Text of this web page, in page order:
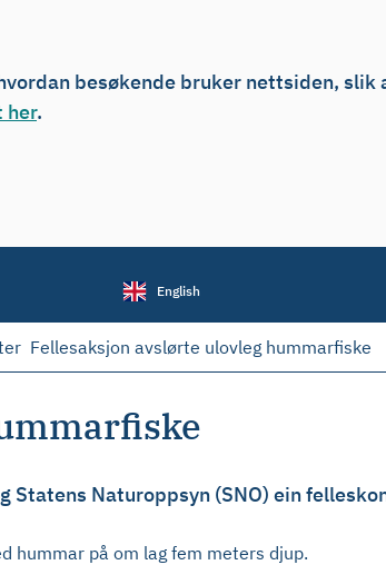
besøkende bruker nettsiden, slik
her.
English
Fellesaksjon avslørte ulovleg hummarfiske
Naturoppsyn (SNO) ein
hummar på om lag fem meters djup.